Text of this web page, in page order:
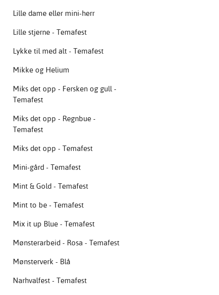
Lille dame eller mini-herr
Lille stjerne - Temafest
Lykke til med alt - Temafest
Mikke og Helium
Miks det opp - Fersken og gull -
Temafest
Miks det opp - Regnbue -
Temafest
Miks det opp - Temafest
Mini-gård - Temafest
Mint & Gold - Temafest
Mint to be - Temafest
Mix it up Blue - Temafest
Mønsterarbeid - Rosa - Temafest
Mønsterverk - Blå
Narhvalfest - Temafest